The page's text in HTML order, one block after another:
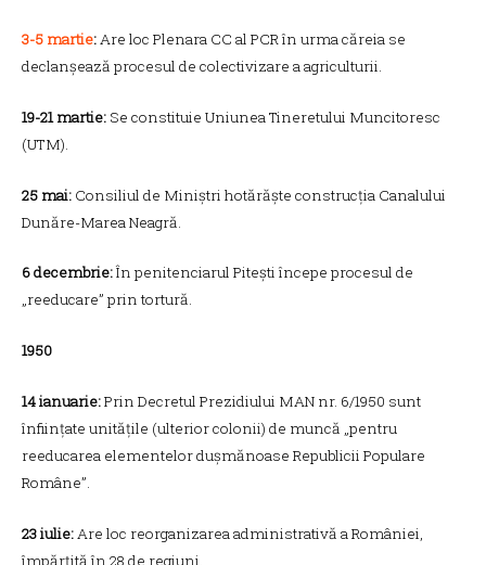
3-5 martie:Are loc Plenara CC al PCR în urma căreia se
declanșează procesul de colectivizare a agriculturii.
19-21 martie: Se constituie Uniunea Tineretului Muncitoresc
(UTM).
25 mai: Consiliul de Miniștri hotărăște construcția Canalului
Dunăre-Marea Neagră.
6 decembrie:În penitenciarul Pitești începe procesul de
„reeducare” prin tortură.
1950
14 ianuarie:Prin Decretul Prezidiului MAN nr. 6/1950 sunt
înființate unitățile (ulterior colonii) de muncă „pentru
reeducarea elementelor dușmănoase Republicii Populare
Române”.
23 iulie:Are loc reorganizarea administrativă a României,
împărțită în 28 de regiuni.